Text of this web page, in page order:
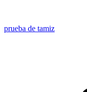
prueba de tamiz